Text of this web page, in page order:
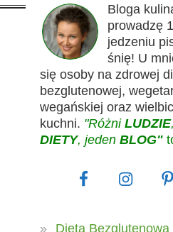
Bloga
prowadzę
jedzeniu
śnię! U
się osoby na zdrowej
bezglutenowej,
wegańskiej oraz
kuchni. "Różni LUDZIE
DIETY, jeden BLOG"
Dieta Bezglutenowa